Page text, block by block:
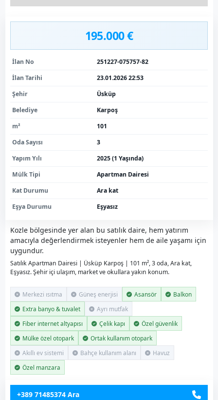
Kozle bölgesinde yer alan bu satılık daire, hem yatırım
amacıyla değerlendirmek isteyenler hem de aile yaşamı için
uygundur.
Satılık Apartman Dairesi | Üsküp Karpoş | 101 m², 3 oda, Ara kat,
Eşyasız. Şehir içi ulaşım, market ve okullara yakın konum.
Merkezi ısıtma Güneş enerjisi Asansör
Balkon
Extra banyo & tuvalet
Ayrı mutfak
Fiber internet altyapısı
Çelik kapı
Özel güvenlik
Mülke özel otopark
Ortak kullanım otopark
Akıllı ev sistemi
Bahçe kullanım alanı
Havuz
Özel manzara
+389 71485374 Ara
195.000 €
İlan No
251227-075757-82
İlan Tarihi
23.01.2026 22:53
Şehir
Üsküp
Belediye
Karpoş
m²
101
Oda Sayısı
3
Yapım Yılı
2025 (1 Yaşında)
Mülk Tipi
Apartman Dairesi
Kat Durumu
Ara kat
Eşya Durumu
Eşyasız